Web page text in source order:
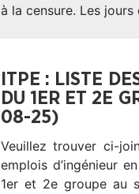
à la censure. Les
ITPE : LISTE
DU 1ER ET 2E
08-25)
Veuillez trouver ci-
emplois d’ingénieur
1er et 2e groupe au